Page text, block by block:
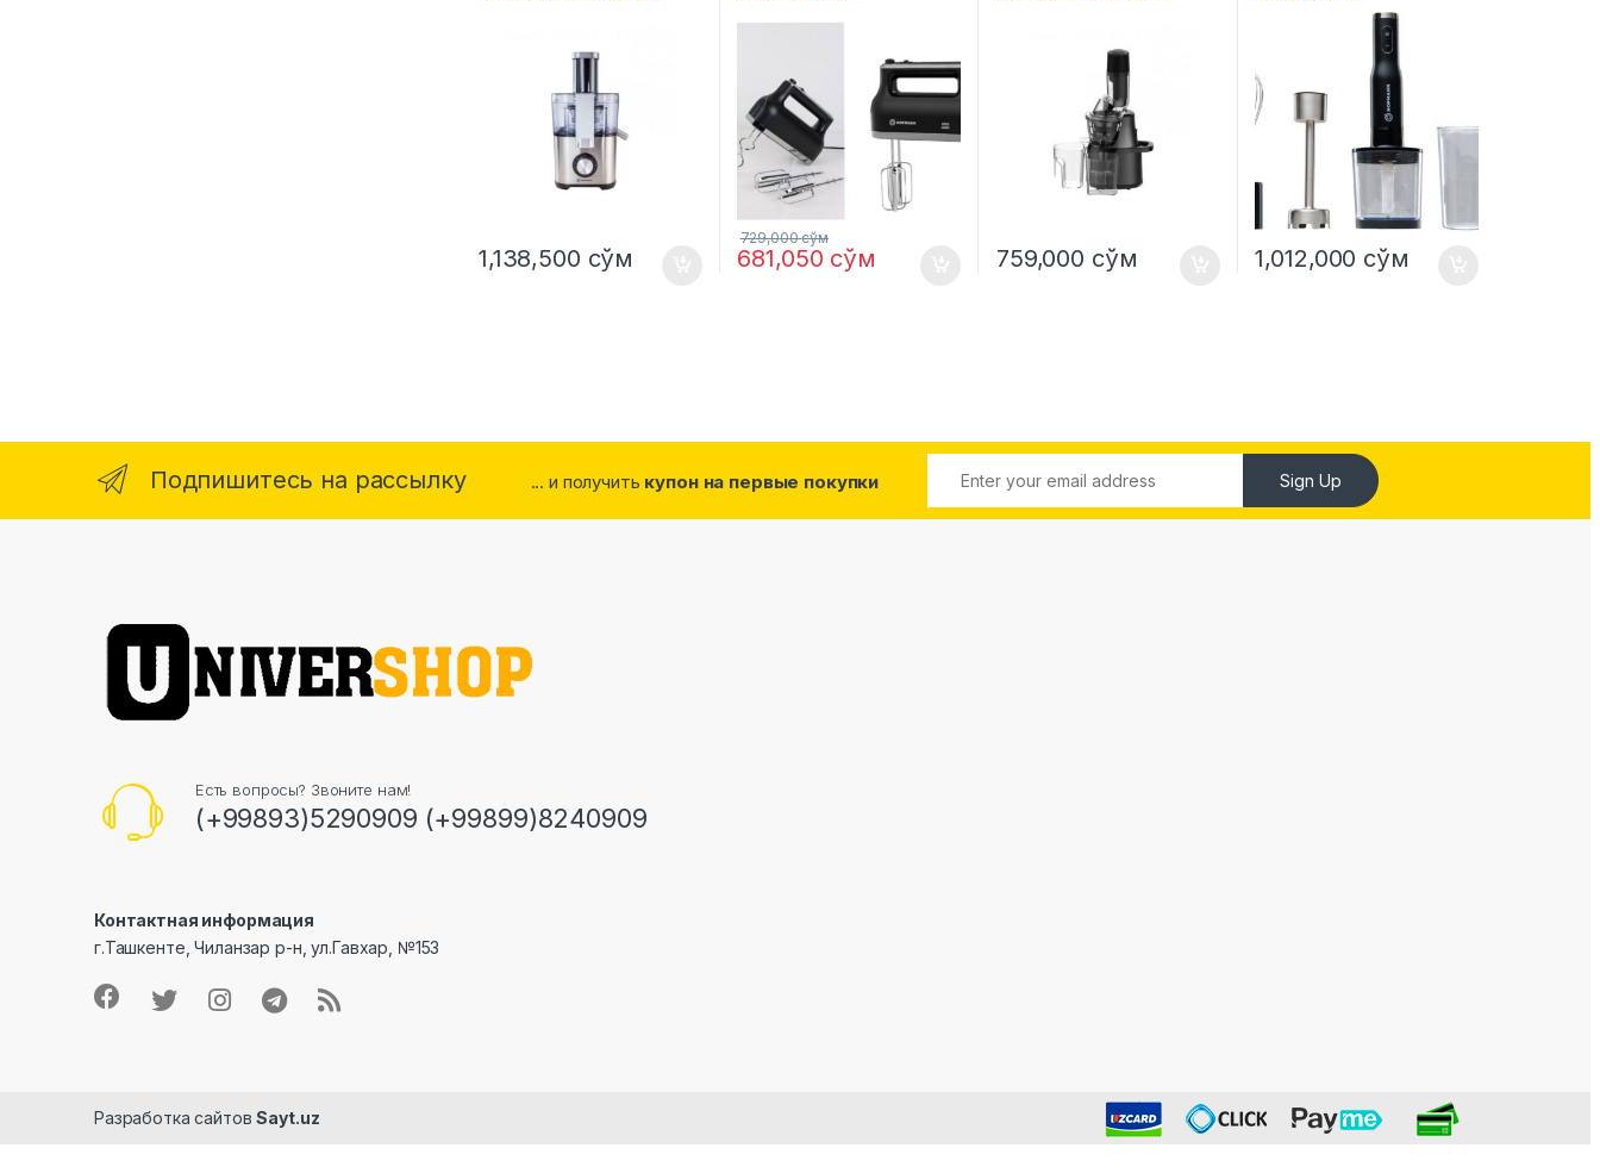
1,138,500 сўм 681,050 сўм
729,000сўм
759,000 сўм 1,012,000 сўм
Подпишитесь на рассылку ... и получить купон на первые покупки Sign Up
Есть вопросы? Звоните нам!
(+99893)5290909 (+99899)8240909
Контактная информация
г.Ташкенте, Чиланзар р-н, ул.Гавхар, №153
Разработка сайтовSayt.uz